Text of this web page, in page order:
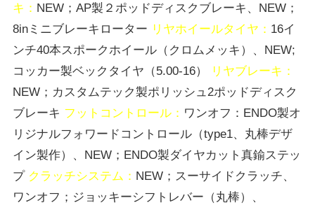
キ： NEW；AP製２ポッドディスクブレーキ、NEW；
8inミニブレーキローター リヤホイールタイヤ： 16イ
ンチ40本スポークホイール（クロムメッキ）、NEW;
コッカー製ベックタイヤ（5.00-16）
リヤブレーキ：
NEW；カスタムテック製ポリッシュ2ポッドディスク
ブレーキ フットコントロール： ワンオフ：ENDO製オ
リジナルフォワードコントロール（type1、丸棒デザ
イン製作）、NEW；ENDO製ダイヤカット真鍮ステッ
プ クラッチシステム： NEW；スーサイドクラッチ、
ワンオフ；ジョッキーシフトレバー（丸棒）、